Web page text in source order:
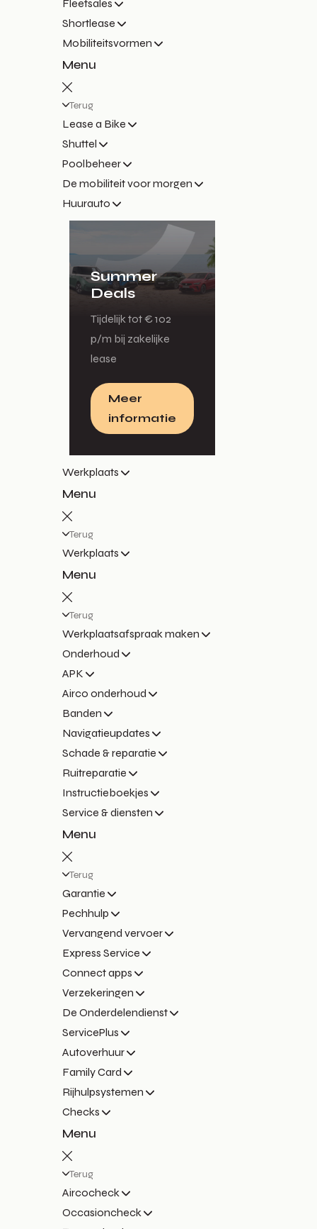
Fleetsales
Shortlease
Mobiliteitsvormen
Menu
Terug
Lease a Bike
Shuttel
Poolbeheer
De mobiliteit voor morgen
Huurauto
Summer
Deals
Tijdelijk tot € 102
p/m bij zakelijke
lease
Meer
informatie
Werkplaats
Menu
Terug
Werkplaats
Menu
Terug
Werkplaatsafspraak maken
Onderhoud
APK
Airco onderhoud
Banden
Navigatieupdates
Schade & reparatie
Ruitreparatie
Instructieboekjes
Service & diensten
Menu
Terug
Garantie
Pechhulp
Vervangend vervoer
Express Service
Connect apps
Verzekeringen
De Onderdelendienst
ServicePlus
Autoverhuur
Family Card
Rijhulpsystemen
Checks
Menu
Terug
Aircocheck
Occasioncheck